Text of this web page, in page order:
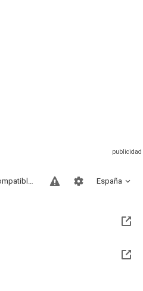
España
Sitios compatibles